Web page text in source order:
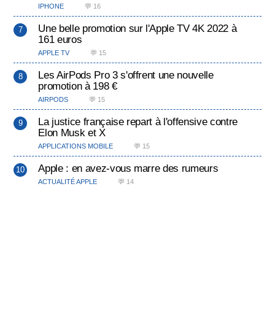
IPHONE 💬 16
Une belle promotion sur l'Apple TV 4K 2022 à
161 euros
APPLE TV 💬 15
Les AirPods Pro 3 s'offrent une nouvelle
promotion à 198 €
AIRPODS 💬 15
La justice française repart à l'offensive contre
Elon Musk et X
APPLICATIONS MOBILE 💬 15
Apple : en avez-vous marre des rumeurs
ACTUALITÉ APPLE 💬 14